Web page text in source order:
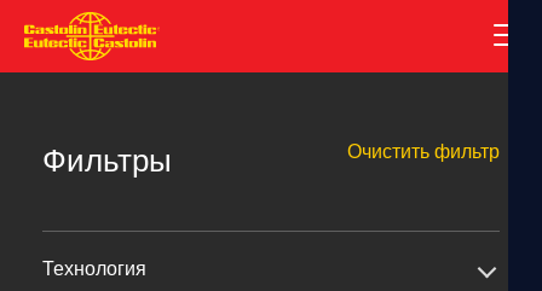
Фильтры Очистить фильтр
Технология